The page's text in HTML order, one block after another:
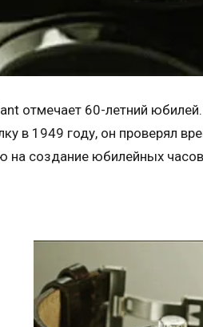
отмечает 60-летний
в 1949 году, он проверял
на создание юбилейных